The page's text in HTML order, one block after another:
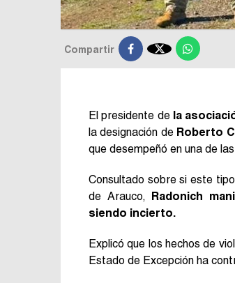
Compartir 
El presidente de la
la designación de Roberto
que desempeñó en una de
Consultado sobre si este
de Arauco, Radonich
siendo incierto.
Explicó que los hechos de
Estado de Excepción ha